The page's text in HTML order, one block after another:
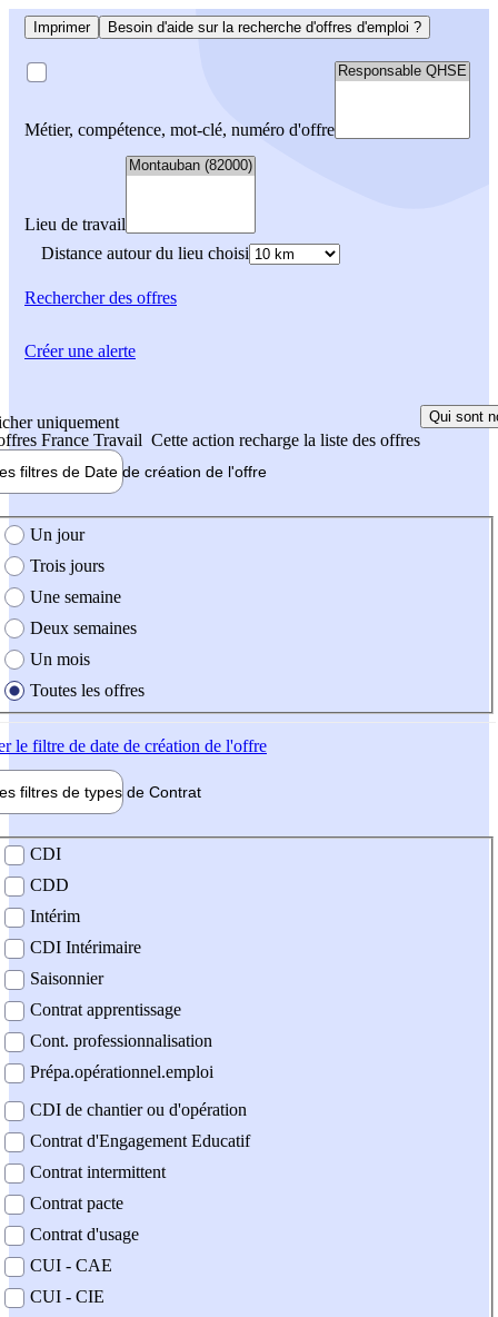
Imprimer Besoin d'aide sur la recherche d'offres d'emploi ?
Métier, compétence, mot-clé, numéro d'offre
Lieu de travail
Distance autour du lieu choisi
Rechercherdes offres
uniquement
France Travail Cette action recharge la liste des offres
Qui sont
filtres de Date de création de l'offre
création de l'offre
Un jour
Trois jours
Une semaine
Deux semaines
Un mois
Toutes les offres
le filtre de date de création de l'offre
filtres de types de Contrat
contrat
CDI
CDD
Intérim
CDI Intérimaire
Saisonnier
Contrat apprentissage
Cont. professionnalisation
Prépa.opérationnel.emploi
CDI de chantier ou d'opération
Contrat d'Engagement Educatif
Contrat intermittent
Contrat pacte
Contrat d'usage
CUI - CAE
CUI - CIE
Créer une alerte